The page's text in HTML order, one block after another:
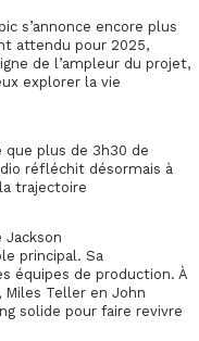
s’annonce encore plus
attendu pour 2025,
de l’ampleur du projet,
explorer la vie
que plus de 3h30 de
réfléchit désormais à
trajectoire
principal. Sa
équipes de production. À
Teller en John
solide pour faire revivre